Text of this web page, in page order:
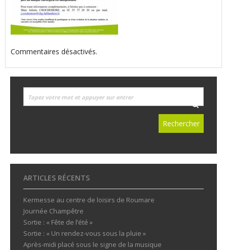
Commentaires désactivés.
ARTICLES RÉCENTS
Kermesse au centre de loisirs de Roumare
Journée Champêtre
Sortie : « Fête de l’été »
Sortie : « Un rendez-vous sous la pluie »
Après-midi placé sous le signe de la musique